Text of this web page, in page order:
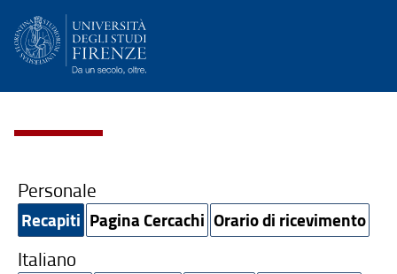
Personale
Recapiti Pagina Cercachi Orario di ricevimento
Italiano